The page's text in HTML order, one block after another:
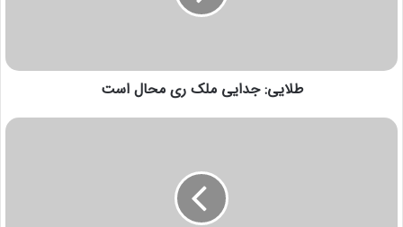
طلایی: جدایی ملک ری محال است